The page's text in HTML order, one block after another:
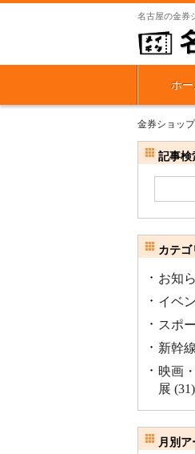
名古屋の金券
ホー
金券ショッ
記事検
カテゴ
お知
イベ
スポ
新幹
映画
展 (31)
月別